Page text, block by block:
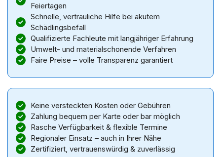
Feiertagen
Schnelle, vertrauliche Hilfe bei akutem
Schädlingsbefall
Qualifizierte Fachleute mit langjähriger Erfahrung
Umwelt- und materialschonende Verfahren
Faire Preise – volle Transparenz garantiert
Keine versteckten Kosten oder Gebühren
Zahlung bequem per Karte oder bar möglich
Rasche Verfügbarkeit & flexible Termine
Regionaler Einsatz – auch in Ihrer Nähe
Zertifiziert, vertrauenswürdig & zuverlässig